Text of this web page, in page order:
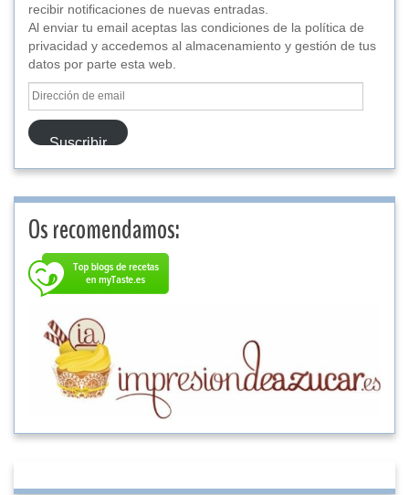
recibir notificaciones de nuevas entradas.
Al enviar tu email aceptas las condiciones de la política de
privacidad y accedemos al almacenamiento y gestión de tus
datos por parte esta web.
Dirección
de
email
Suscribir
Os recomendamos: